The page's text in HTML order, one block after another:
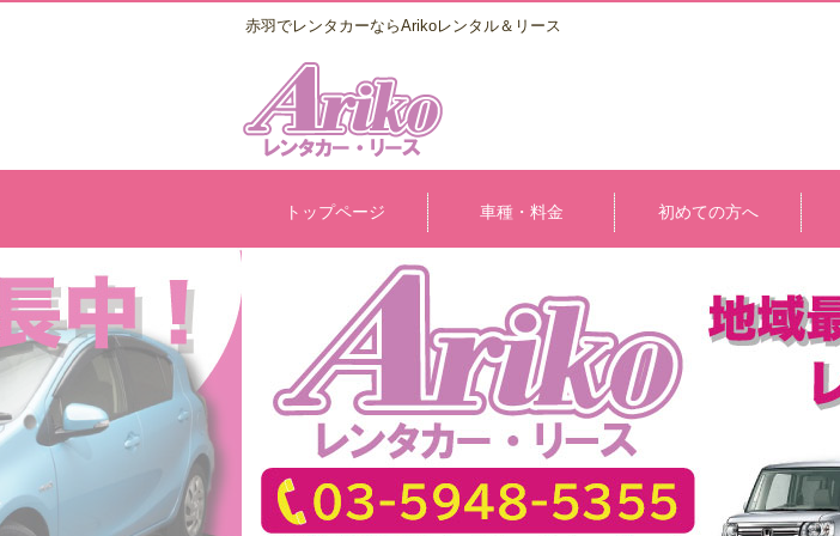
赤羽でレンタカーならArikoレンタル＆リース
トップページ 車種・料金 初めての方へ